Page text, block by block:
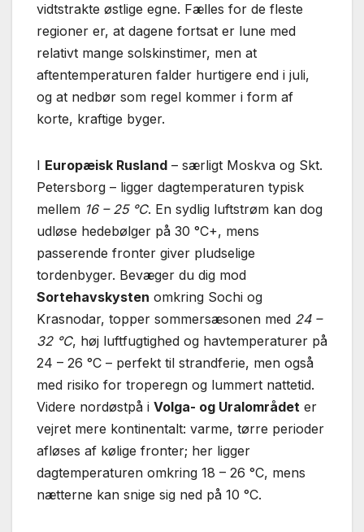
vidtstrakte østlige egne. Fælles for de fleste
regioner er, at dagene fortsat er lune med
relativt mange solskinstimer, men at
aftentemperaturen falder hurtigere end i juli,
og at nedbør som regel kommer i form af
korte, kraftige byger.
I Europæisk Rusland – særligt Moskva og Skt.
Petersborg – ligger dagtemperaturen typisk
mellem 16 – 25 °C. En sydlig luftstrøm kan dog
udløse hedebølger på 30 °C+, mens
passerende fronter giver pludselige
tordenbyger. Bevæger du dig mod
Sortehavskysten omkring Sochi og
Krasnodar, topper sommersæsonen med 24 –
32 °C, høj luftfugtighed og havtemperaturer på
24 – 26 °C – perfekt til strandferie, men også
med risiko for troperegn og lummert nattetid.
Videre nordøstpå i Volga- og Uralområdet er
vejret mere kontinentalt: varme, tørre perioder
afløses af kølige fronter; her ligger
dagtemperaturen omkring 18 – 26 °C, mens
nætterne kan snige sig ned på 10 °C.